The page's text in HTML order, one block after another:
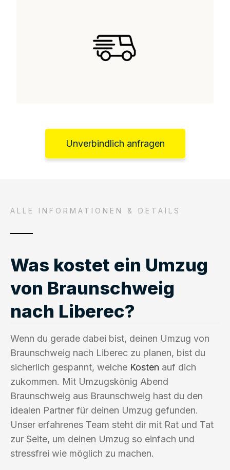
Unverbindlich anfragen
ALLE INFORMATIONEN & DETAILS
Was kostet ein Umzug
von Braunschweig
nach Liberec?
Wenn du gerade dabei bist, deinen Umzug von
Braunschweig nach Liberec zu planen, bist du
sicherlich gespannt, welche Kosten auf dich
zukommen. Mit Umzugskönig Abend
Braunschweig aus Braunschweig hast du den
idealen Partner für deinen Umzug gefunden.
Unser erfahrenes Team steht dir mit Rat und Tat
zur Seite, um deinen Umzug so einfach und
stressfrei wie möglich zu machen.